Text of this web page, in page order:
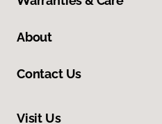
About
Contact Us
Visit Us